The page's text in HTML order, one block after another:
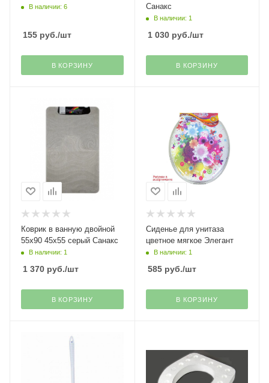
В наличии: 6
155 руб./шт
В КОРЗИНУ
Санакс
В наличии: 1
1 030руб./шт
В КОРЗИНУ
Коврик в ванную двойной
55х90 45х55 серый Санакс
В наличии: 1
1 370 руб./шт
В КОРЗИНУ
Сиденье для унитаза
цветное мягкое Элегант
В наличии: 1
585руб./шт
В КОРЗИНУ